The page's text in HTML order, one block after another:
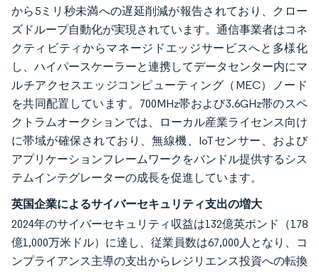
から5ミリ秒未満への遅延削減が報告されており、クロー
ズドループ自動化が実現されています。通信事業者はコネ
クティビティからマネージドエッジサービスへと多様化
し、ハイパースケーラーと連携してデータセンター内にマ
ルチアクセスエッジコンピューティング（MEC）ノード
を共同配置しています。700MHz帯および3.6GHz帯のスペ
クトラムオークションでは、ローカル産業ライセンス向け
に帯域が確保されており、無線機、IoTセンサー、および
アプリケーションフレームワークをバンドル提供するシス
テムインテグレーターの成長を促進しています。
英国企業によるサイバーセキュリティ支出の増大
2024年のサイバーセキュリティ収益は132億英ポンド（178
億1,000万米ドル）に達し、従業員数は67,000人となり、コ
ンプライアンス主導の支出からレジリエンス投資への転換